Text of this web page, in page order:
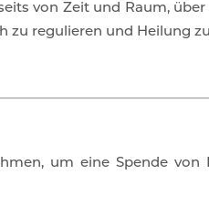
von Zeit und Raum, über
zu regulieren und Heilung
um eine Spende von